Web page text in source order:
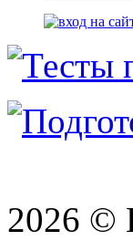
2026 ©